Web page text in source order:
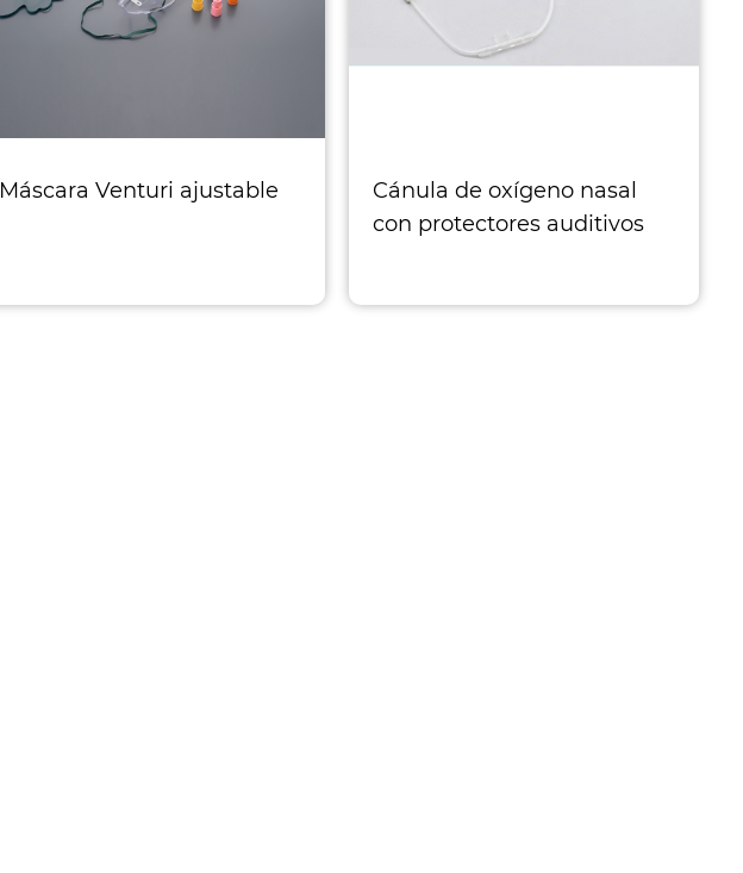
Máscara Venturi ajustable
Cánula de oxígeno nasal
con protectores auditivos